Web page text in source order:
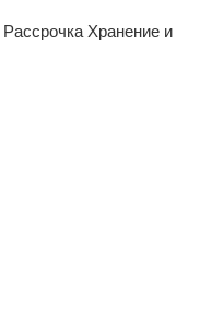
Рассрочка Хранение и